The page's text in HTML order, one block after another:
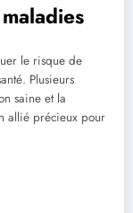
le risque de
Plusieurs
saine et la
allié précieux pour